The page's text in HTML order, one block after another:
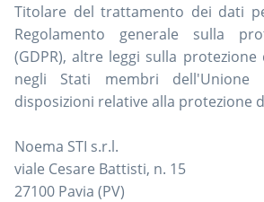
Titolare del trattamento dei dati
Regolamento generale sulla
(GDPR), altre leggi sulla
negli Stati membri dell'Unione
disposizioni relative alla protezione
Noema STI s.r.l.
viale Cesare Battisti, n. 15
27100 Pavia (PV)